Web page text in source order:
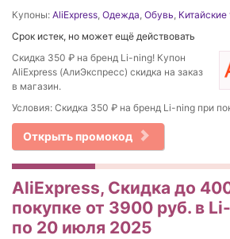
Купоны: AliExpress, Одежда, Обувь,
Срок истек, но может ещё действовать
Скидка 350 ₽ на бренд Li-ning! Купон
AliExpress (АлиЭкспресс) скидка на заказ
в магазин.
Условия: Скидка 350 ₽ на бренд Li-ning при
Открыть промокод
AliExpress, Скидка до
покупке от 3900 руб. в
по 20 июля 2025